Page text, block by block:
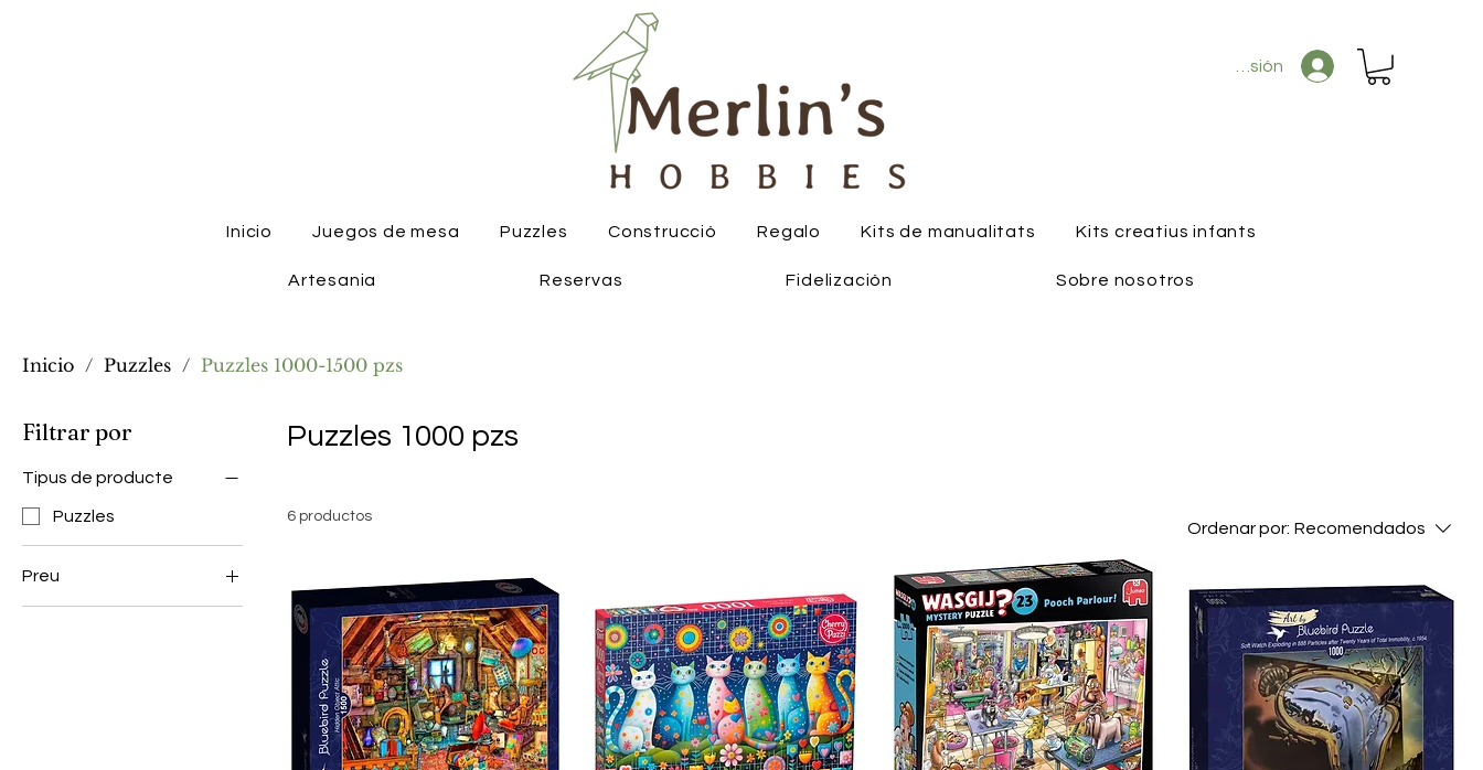
Iniciar sesión
Inicio Juegos de mesa Puzzles Construcció Regalo Kits de manualitats Kits creatius infants
Artesania Reservas Fidelización Sobre nosotros
Inicio / Puzzles / Puzzles 1000-1500 pzs
Filtrar por
Tipus de producte
Puzzles
Preu
Puzzles 1000 pzs
6 productos
Ordenar por: Recomendados